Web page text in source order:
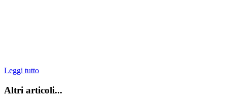
Leggi tutto
Altri articoli...